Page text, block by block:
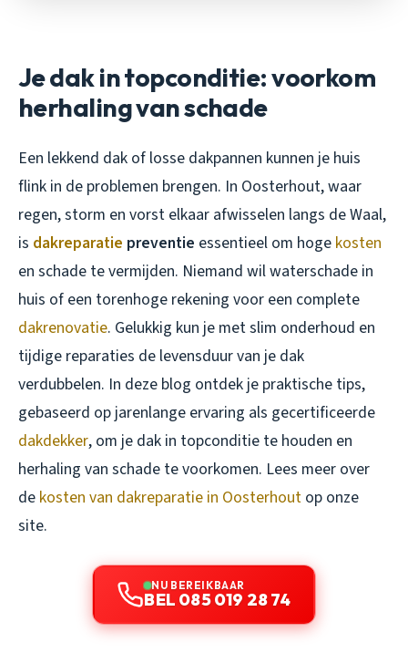
Je dak in topconditie: voorkom
herhaling van schade
Een lekkend dak of losse dakpannen kunnen je huis
flink in de problemen brengen. In Oosterhout, waar
regen, storm en vorst elkaar afwisselen langs de Waal,
is dakreparatie preventie essentieel om hoge kosten
en schade te vermijden. Niemand wil waterschade in
huis of een torenhoge rekening voor een complete
dakrenovatie. Gelukkig kun je met slim onderhoud en
tijdige reparaties de levensduur van je dak
verdubbelen. In deze blog ontdek je praktische tips,
gebaseerd op jarenlange ervaring als gecertificeerde
dakdekker, om je dak in topconditie te houden en
herhaling van schade te voorkomen. Lees meer over
de kosten van dakreparatie in Oosterhout op onze
site.
NU BEREIKBAAR
BEL 085 019 28 74